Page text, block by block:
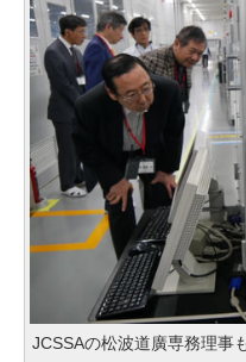
JCSSAの松波道廣専務理事